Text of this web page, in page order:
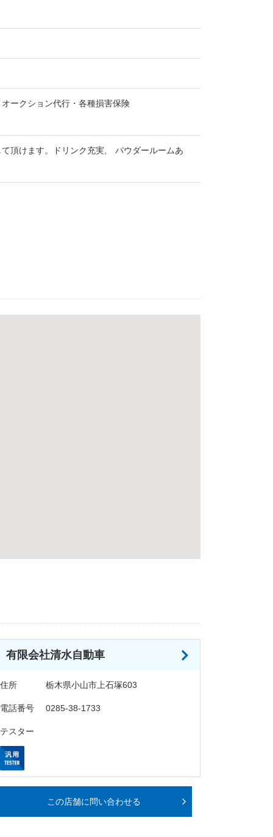
ークション代行・各種損害保険
頂けます。ドリンク充実, パウダールームあ
有限会社清水自動車
住所 栃木県小山市上石塚603
電話番号 0285-38-1733
テスター
この店舗に問い合わせる